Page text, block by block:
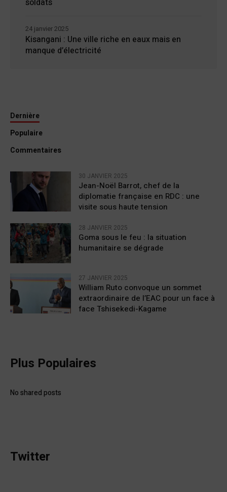
soldats
Kisangani : Une ville riche en eaux mais en
manque d’électricité
24 janvier 2025
Dernière
Populaire
Commentaires
30 JANVIER 2025
Jean-Noël Barrot, chef de la
diplomatie française en RDC : une
visite sous haute tension
28 JANVIER 2025
Goma sous le feu : la situation
humanitaire se dégrade
27 JANVIER 2025
William Ruto convoque un sommet
extraordinaire de l’EAC pour un face à
face Tshisekedi-Kagame
Plus Populaires
No shared posts
Twitter